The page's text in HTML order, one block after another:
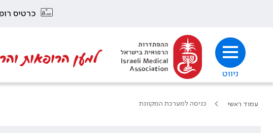
כרטיס
ניווט
למען הרופאות
עמוד ראשי כניסה למערכת המקוונת